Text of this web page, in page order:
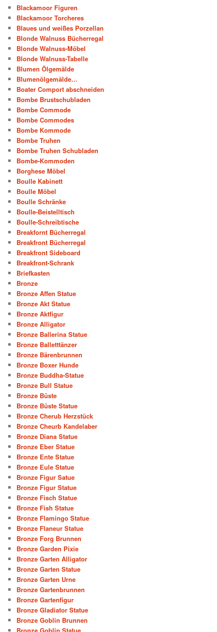
Blackamoor Figuren
Blackamoor Torcheres
Blaues und weißes Porzellan
Blonde Walnuss Bücherregal
Blonde Walnuss-Möbel
Blonde Walnuss-Tabelle
Blumen Ölgemälde
Blumenölgemälde…
Boater Comport abschneiden
Bombe Brustschubladen
Bombe Commode
Bombe Commodes
Bombe Kommode
Bombe Truhen
Bombe Truhen Schubladen
Bombe-Kommoden
Borghese Möbel
Boulle Kabinett
Boulle Möbel
Boulle Schränke
Boulle-Beistelltisch
Boulle-Schreibtische
Breakfornt Bücherregal
Breakfront Bücherregal
Breakfront Sideboard
Breakfront-Schrank
Briefkasten
Bronze
Bronze Affen Statue
Bronze Akt Statue
Bronze Aktfigur
Bronze Alligator
Bronze Ballerina Statue
Bronze Balletttänzer
Bronze Bärenbrunnen
Bronze Boxer Hunde
Bronze Buddha-Statue
Bronze Bull Statue
Bronze Büste
Bronze Büste Statue
Bronze Cherub Herzstück
Bronze Cheurb Kandelaber
Bronze Diana Statue
Bronze Eber Statue
Bronze Ente Statue
Bronze Eule Statue
Bronze Figur Satue
Bronze Figur Statue
Bronze Fisch Statue
Bronze Fish Statue
Bronze Flamingo Statue
Bronze Flaneur Statue
Bronze Forg Brunnen
Bronze Garden Pixie
Bronze Garten Alligator
Bronze Garten Statue
Bronze Garten Urne
Bronze Gartenbrunnen
Bronze Gartenfigur
Bronze Gladiator Statue
Bronze Goblin Brunnen